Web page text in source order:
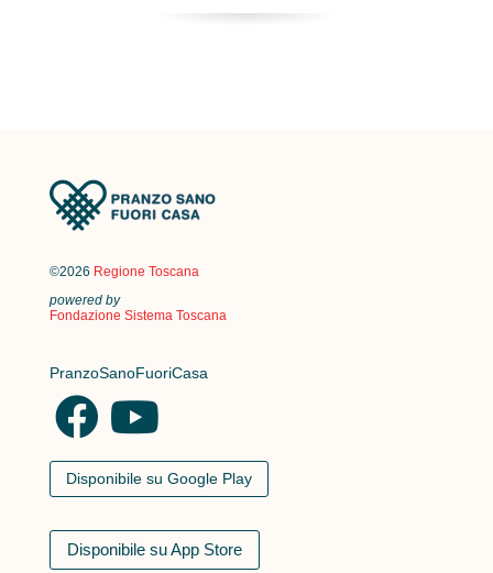
©2026 Regione Toscana
powered by
Fondazione Sistema Toscana
PranzoSanoFuoriCasa
Disponibile su Google Play
Disponibile su App Store